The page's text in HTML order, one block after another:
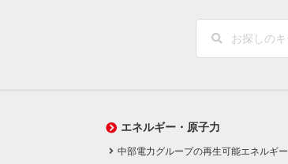
エネルギー・原子力
中部電力グループの再生可能エネルギー